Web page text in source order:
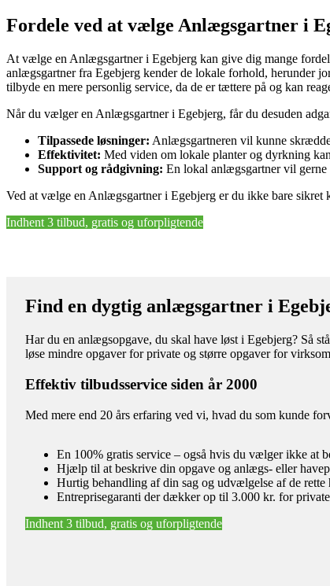
Fordele ved at vælge Anlægsgartner i
At vælge en Anlægsgartner i Egebjerg kan give dig mange
anlægsgartner fra Egebjerg kender de lokale forhold, herunder
tilbyde en mere personlig service, da de er tættere på og kan
Når du vælger en Anlægsgartner i Egebjerg, får du desuden
Tilpassede løsninger: Anlægsgartneren vil kunne
Effektivitet: Med viden om lokale planter og dyrkning
Support og rådgivning: En lokal anlægsgartner vil
Ved at vælge en Anlægsgartner i Egebjerg er du ikke bare sikret
Indhent 3 tilbud, gratis og uforpligtende
Find en dygtig anlægsgartner i
Har du en anlægsopgave, du skal have løst i Egebjerg? Så
løse mindre opgaver for private og større opgaver for
Effektiv tilbudsservice siden år 2000
Med mere end 20 års erfaring ved vi, hvad du som kunde
En 100% gratis service – også hvis du vælger ikke at
Hjælp til at beskrive din opgave og anlægs- eller
Hurtig behandling af din sag og udvælgelse af de
Entreprisegaranti der dækker op til 3.000 kr. for
Indhent 3 tilbud, gratis og uforpligtende